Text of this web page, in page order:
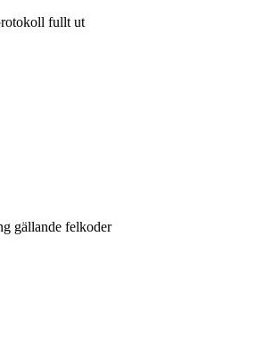
fullt ut
gällande felkoder